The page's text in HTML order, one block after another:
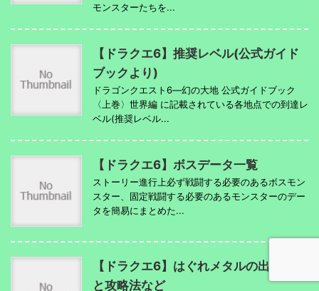
モンスターたちを...
【ドラクエ6】推奨レベル(公式ガイド
ブックより)
ドラゴンクエスト6―幻の大地 公式ガイドブック
〈上巻〉世界編 に記載されている各地点での到達レ
ベル(推奨レベル...
【ドラクエ6】ボスデータ一覧
ストーリー進行上必ず戦闘する必要のあるボスモン
スター、固定戦闘する必要のあるモンスターのデー
タを簡易にまとめた...
【ドラクエ6】はぐれメタルの出現場所
と攻略法など